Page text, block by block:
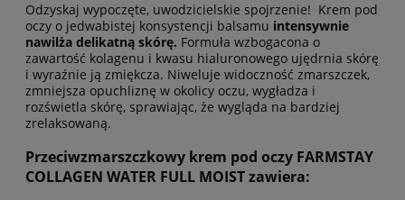
Odzyskaj wypoczęte, uwodzicielskie spojrzenie! Krem pod
oczy o jedwabistej konsystencji balsamu intensywnie
nawilża delikatną skórę. Formuła wzbogacona o
zawartość kolagenu i kwasu hialuronowego ujędrnia skórę
i wyraźnie ją zmiękcza. Niweluje widoczność zmarszczek,
zmniejsza opuchliznę w okolicy oczu, wygładza i
rozświetla skórę, sprawiając, że wygląda na bardziej
zrelaksowaną.
Przeciwzmarszczkowy krem pod oczy FARMSTAY
COLLAGEN WATER FULL MOIST zawiera: